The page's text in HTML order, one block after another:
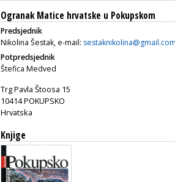
Ogranak Matice hrvatske u Pokupskom
Predsjednik
Nikolina Šestak, e-mail:
Potpredsjednik
Štefica Medved
Trg Pavla Štoosa 15
10414 POKUPSKO
Hrvatska
Knjige